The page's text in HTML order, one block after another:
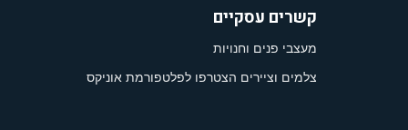
קשרים עסקיים
מעצבי פנים וחנויות
צלמים וציירים הצטרפו לפלטפורמת אוניקס